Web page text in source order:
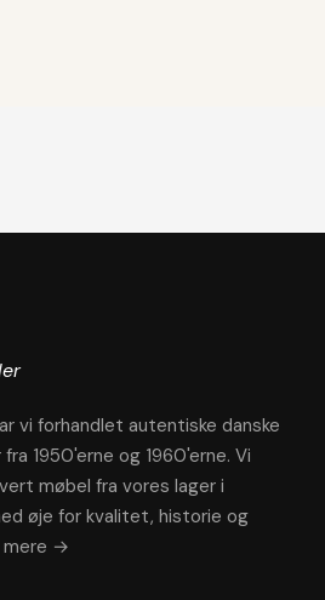
vi forhandlet autentiske danske
1950'erne og 1960'erne. Vi
møbel fra vores lager i
øje for kvalitet, historie og
→